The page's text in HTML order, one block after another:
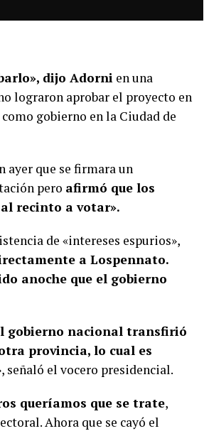
dijo Adorni en una
lograron aprobar el proyecto en
gobierno en la Ciudad de
ayer que se firmara un
pero afirmó que los
recinto a votar».
de «intereses espurios»,
a Lospennato.
anoche que el gobierno
gobierno nacional transfirió
provincia, lo cual es
señaló el vocero presidencial.
queríamos que se trate,
Ahora que se cayó el